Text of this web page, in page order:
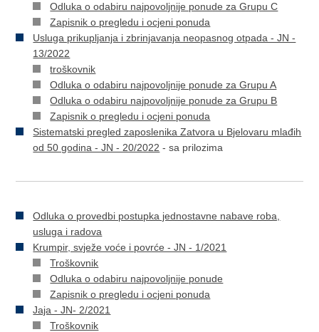
Odluka o odabiru najpovoljnije ponude za Grupu C
Zapisnik o pregledu i ocjeni ponuda
Usluga prikupljanja i zbrinjavanja neopasnog otpada - JN -
13/2022
troškovnik
Odluka o odabiru najpovoljnije ponude za Grupu A
Odluka o odabiru najpovoljnije ponude za Grupu B
Zapisnik o pregledu i ocjeni ponuda
Sistematski pregled zaposlenika Zatvora u Bjelovaru mlađih
od 50 godina - JN - 20/2022 - sa prilozima
Odluka o provedbi postupka jednostavne nabave roba,
usluga i radova
Krumpir, svježe voće i povrće - JN - 1/2021
Troškovnik
Odluka o odabiru najpovoljnije ponude
Zapisnik o pregledu i ocjeni ponuda
Jaja - JN- 2/2021
Troškovnik